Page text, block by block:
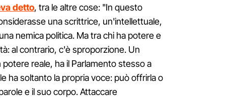
detto, tra le altre cose: "In questo
una scrittrice, un'intellettuale,
nemica politica. Ma tra chi ha potere e
al contrario, c'è sproporzione. Un
reale, ha il Parlamento stesso a
ha soltanto la propria voce: può offrirla o
e il suo corpo. Attaccare